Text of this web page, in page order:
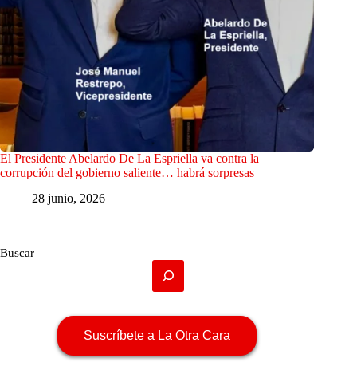
El Presidente Abelardo De La Espriella va contra la
corrupción del gobierno saliente… habrá sorpresas
28 junio, 2026
Buscar
Suscríbete a La Otra Cara